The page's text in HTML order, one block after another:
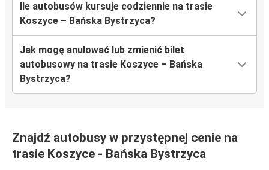
Ile autobusów kursuje codziennie na trasie
Koszyce – Bańska Bystrzycа?
Jak mogę anulować lub zmienić bilet
autobusowy na trasie Koszyce – Bańska
Bystrzycа?
Znajdź autobusy w przystępnej cenie na
trasie Koszyce - Bańska Bystrzycа